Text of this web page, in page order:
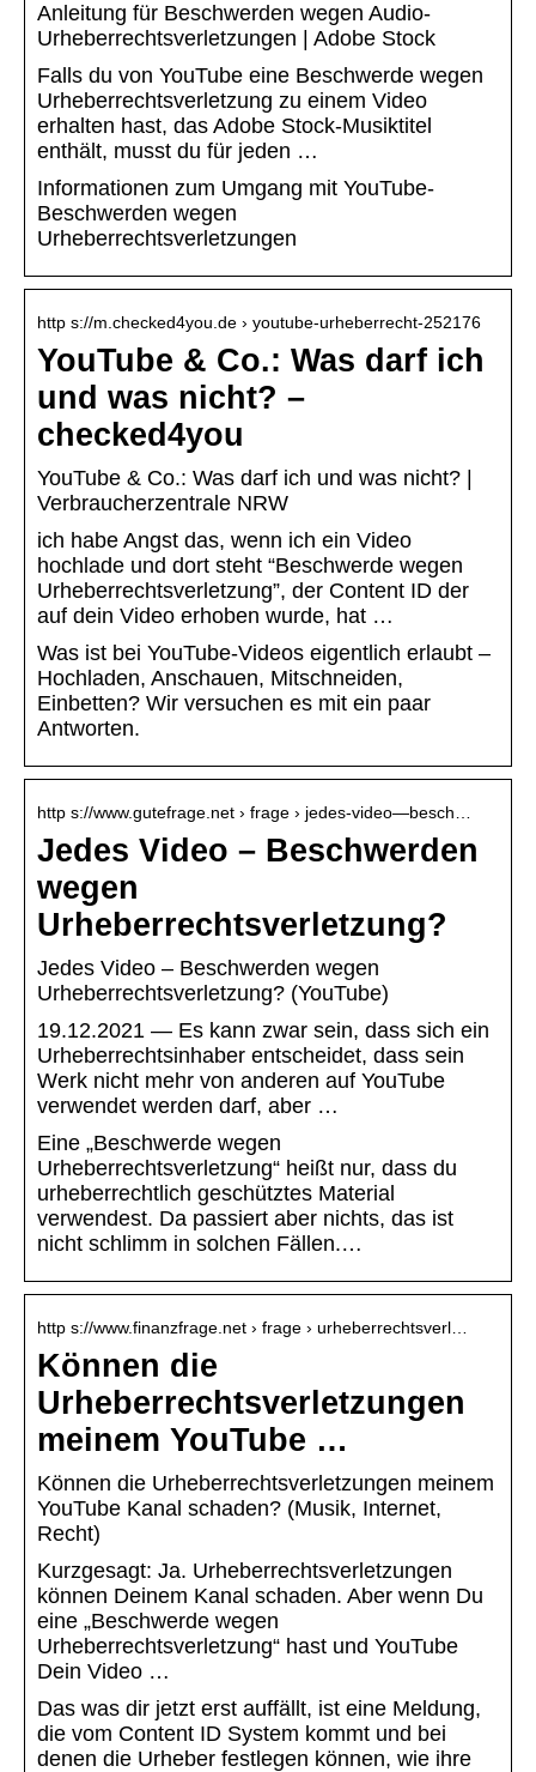
Anleitung für Beschwerden wegen Audio-
Urheberrechtsverletzungen | Adobe Stock
Falls du von YouTube eine Beschwerde wegen
Urheberrechtsverletzung zu einem Video
erhalten hast, das Adobe Stock-Musiktitel
enthält, musst du für jeden …
Informationen zum Umgang mit YouTube-
Beschwerden wegen
Urheberrechtsverletzungen
http s://m.checked4you.de › youtube-urheberrecht-252176
YouTube & Co.: Was darf ich
und was nicht? –
checked4you
YouTube & Co.: Was darf ich und was nicht? |
Verbraucherzentrale NRW
ich habe Angst das, wenn ich ein Video
hochlade und dort steht “Beschwerde wegen
Urheberrechtsverletzung”, der Content ID der
auf dein Video erhoben wurde, hat …
Was ist bei YouTube-Videos eigentlich erlaubt –
Hochladen, Anschauen, Mitschneiden,
Einbetten? Wir versuchen es mit ein paar
Antworten.
http s://www.gutefrage.net › frage › jedes-video—besch…
Jedes Video – Beschwerden
wegen
Urheberrechtsverletzung?
Jedes Video – Beschwerden wegen
Urheberrechtsverletzung? (YouTube)
19.12.2021 — Es kann zwar sein, dass sich ein
Urheberrechtsinhaber entscheidet, dass sein
Werk nicht mehr von anderen auf YouTube
verwendet werden darf, aber …
Eine „Beschwerde wegen
Urheberrechtsverletzung“ heißt nur, dass du
urheberrechtlich geschütztes Material
verwendest. Da passiert aber nichts, das ist
nicht schlimm in solchen Fällen.…
http s://www.finanzfrage.net › frage › urheberrechtsverl…
Können die
Urheberrechtsverletzungen
meinem YouTube …
Können die Urheberrechtsverletzungen meinem
YouTube Kanal schaden? (Musik, Internet,
Recht)
Kurzgesagt: Ja. Urheberrechtsverletzungen
können Deinem Kanal schaden. Aber wenn Du
eine „Beschwerde wegen
Urheberrechtsverletzung“ hast und YouTube
Dein Video …
Das was dir jetzt erst auffällt, ist eine Meldung,
die vom Content ID System kommt und bei
denen die Urheber festlegen können, wie ihre